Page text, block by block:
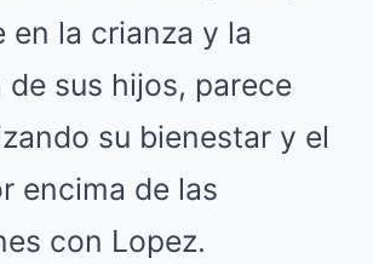
en la crianza y la
sus hijos, parece
su bienestar y el
encima de las
con Lopez.